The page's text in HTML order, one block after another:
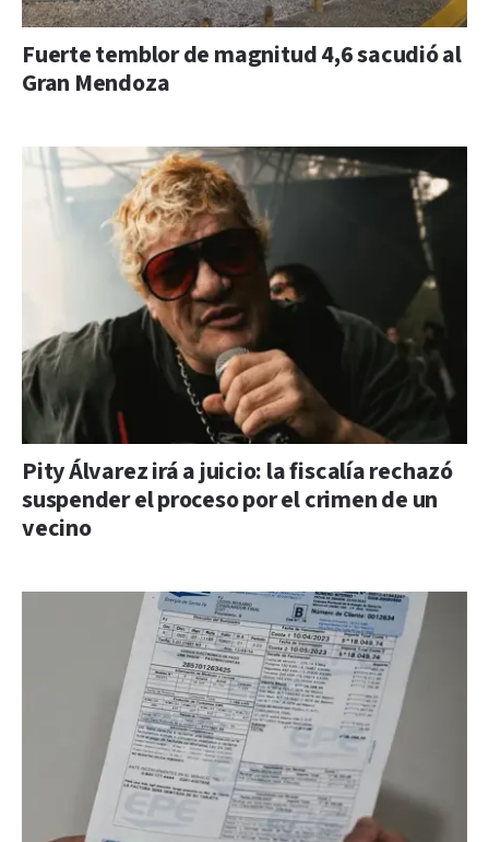
Fuerte temblor de magnitud 4,6 sacudió al
Gran Mendoza
Pity Álvarez irá a juicio: la fiscalía rechazó
suspender el proceso por el crimen de un
vecino